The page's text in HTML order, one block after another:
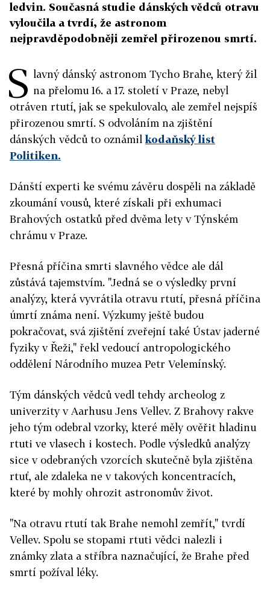
ledvin. Současná studie dánských vědců otravu
vyloučila a tvrdí, že astronom
nejpravděpodobněji zemřel přirozenou smrtí.
S lavný dánský astronom Tycho Brahe, který žil
na přelomu 16. a 17. století v Praze, nebyl
otráven rtutí, jak se spekulovalo, ale zemřel nejspíš
přirozenou smrtí. S odvoláním na zjištění
dánských vědců to oznámil kodaňský list
Politiken.
Dánští experti ke svému závěru dospěli na základě
zkoumání vousů, které získali při exhumaci
Brahových ostatků před dvěma lety v Týnském
chrámu v Praze.
Přesná příčina smrti slavného vědce ale dál
zůstává tajemstvím. "Jedná se o výsledky první
analýzy, která vyvrátila otravu rtutí, přesná příčina
úmrtí známa není. Výzkumy ještě budou
pokračovat, svá zjištění zveřejní také Ústav jaderné
fyziky v Řeži," řekl vedoucí antropologického
oddělení Národního muzea Petr Velemínský.
Tým dánských vědců vedl tehdy archeolog z
univerzity v Aarhusu Jens Vellev. Z Brahovy rakve
jeho tým odebral vzorky, které měly ověřit hladinu
rtuti ve vlasech i kostech. Podle výsledků analýzy
sice v odebraných vzorcích skutečně byla zjištěna
rtuť, ale zdaleka ne v takových koncentracích,
které by mohly ohrozit astronomův život.
"Na otravu rtutí tak Brahe nemohl zemřít," tvrdí
Vellev. Spolu se stopami rtuti vědci nalezli i
známky zlata a stříbra naznačující, že Brahe před
smrtí požíval léky.